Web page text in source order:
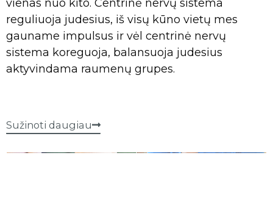
vienas nuo kito. Centrinė nervų sistema
reguliuoja judesius, iš visų kūno vietų mes
gauname impulsus ir vėl centrinė nervų
sistema koreguoja, balansuoja judesius
aktyvindama raumenų grupes.
Sužinoti daugiau